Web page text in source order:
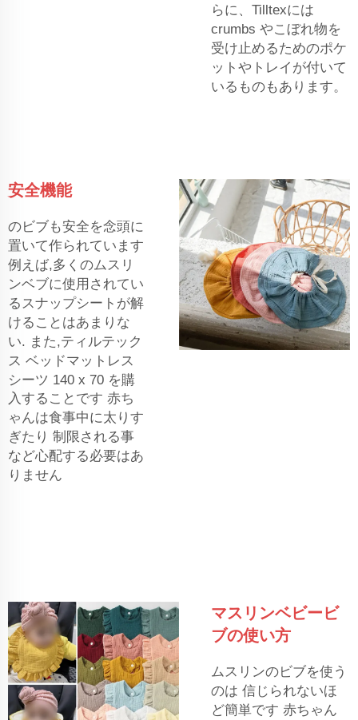
らに、Tilltexには
crumbs やこぼれ物を
受け止めるためのポケ
ットやトレイが付いて
いるものもあります。
安全機能
のビブも安全を念頭に
置いて作られています
例えば,多くのムスリ
ンベブに使用されてい
るスナップシートが解
けることはあまりな
い. また,ティルテック
ス ベッドマットレス
シーツ 140 x 70 を購
入することです 赤ち
ゃんは食事中に太りす
ぎたり 制限される事
など心配する必要はあ
りません
マスリンベビービ
ブの使い方
ムスリンのビブを使う
のは 信じられないほ
ど簡単です 赤ちゃん